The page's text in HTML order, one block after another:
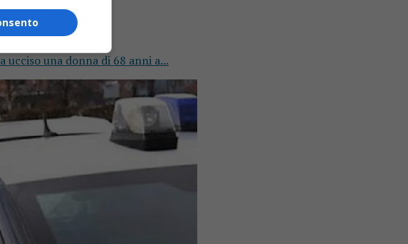
ucciso una donna di 68 anni a...